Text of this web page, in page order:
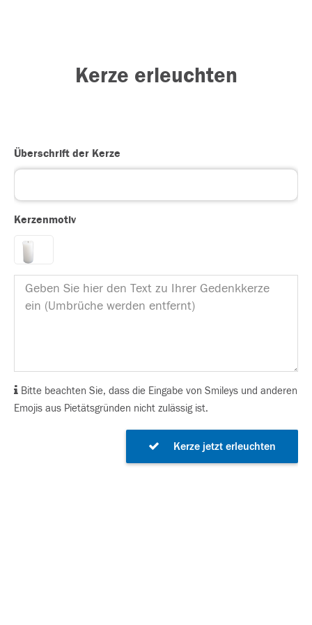
Kerze erleuchten
Überschrift der Kerze
Kerzenmotiv
Bitte beachten Sie, dass die Eingabe von Smileys und anderen
Emojis aus Pietätsgründen nicht zulässig ist.
Kerze jetzt erleuchten